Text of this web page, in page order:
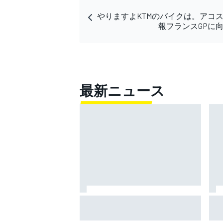
やりますよKTMのバイクは。アコ
報フランスGPに
最新ニュース